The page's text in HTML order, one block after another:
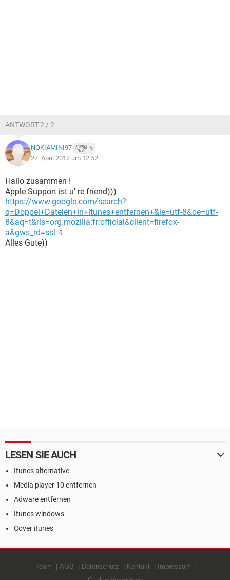
ANTWORT 2 / 2
NOKIAMINI97 5
27. April 2012 um 12:52
Hallo zusammen !
Apple Support ist u' re friend)))
https://www.google.com/search?
q=Doppel+Dateien+in+itunes+entfernen+&ie=utf-8&oe=utf-
8&aq=t&rls=org.mozilla:fr:official&client=firefox-
a&gws_rd=ssl
Alles Gute))
LESEN SIE AUCH
Itunes alternative
Media player 10 entfernen
Adware entfernen
Itunes windows
Cover itunes
Team AGB Datenschutz Kontakt
Impressum